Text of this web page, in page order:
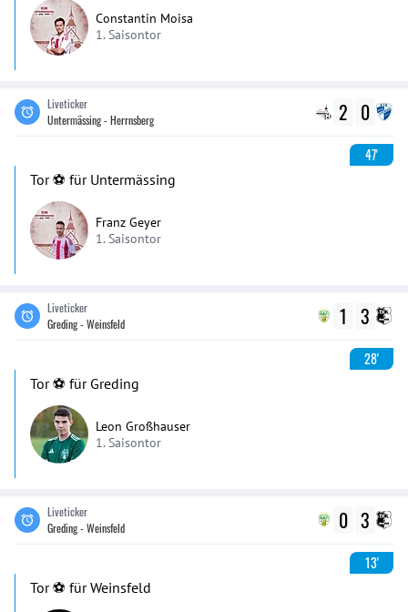
Constantin Moisa
1. Saisontor
Liveticker
Untermässing - Herrnsberg
2 0
47'
Tor ⚽️ für Untermässing
Franz Geyer
1. Saisontor
Liveticker
Greding - Weinsfeld
1 3
28'
Tor ⚽️ für Greding
Leon Großhauser
1. Saisontor
Liveticker
Greding - Weinsfeld
0 3
13'
Tor ⚽️ für Weinsfeld